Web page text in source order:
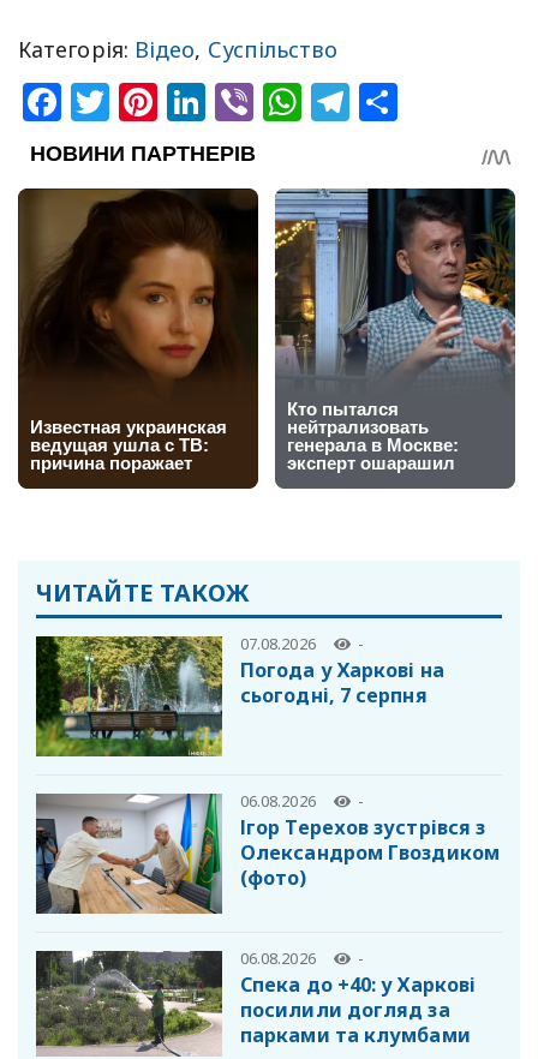
Категорія: Відео, Суспільство
Facebook
Twitter
Pinterest
LinkedIn
ViberWhatsApp
Telegram
ЧИТАЙТЕ ТАКОЖ
07.08.2026 -
Погода у Харкові на
сьогодні, 7 серпня
06.08.2026 -
Ігор Терехов зустрівся з
Олександром Гвоздиком
(фото)
06.08.2026 -
Спека до +40: у Харкові
посилили догляд за
парками та клумбами